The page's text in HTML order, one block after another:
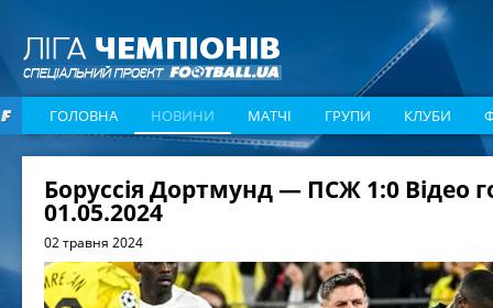
ГОЛОВНА НОВИНИ МАТЧІ ГРУПИ КЛУБИ
Боруссія Дортмунд — ПСЖ 1:0 Відео
01.05.2024
02 травня 2024